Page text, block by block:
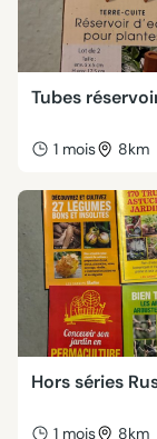
Tubes
1 mois 8km
Hors séries
1 mois 8km